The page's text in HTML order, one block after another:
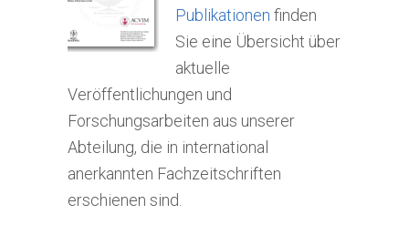
Publikationen finden
Sie eine Übersicht über
aktuelle
Veröffentlichungen und
Forschungsarbeiten aus unserer
Abteilung, die in international
anerkannten Fachzeitschriften
erschienen sind.